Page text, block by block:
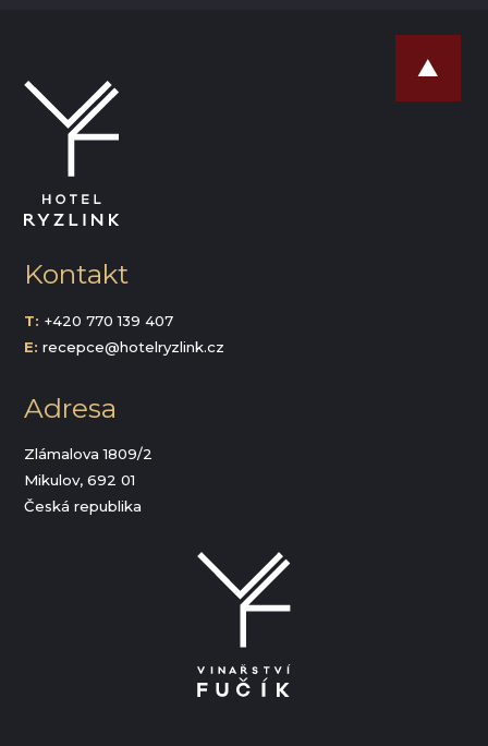
Kontakt
T: +420 770 139 407
E: recepce@hotelryzlink.cz
Adresa
Zlámalova 1809/2
Mikulov, 692 01
Česká republika